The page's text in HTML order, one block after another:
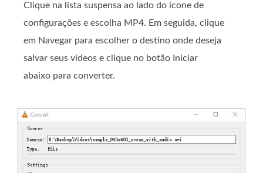
Clique na lista suspensa ao lado do ícone de
configurações e escolha MP4. Em seguida, clique
em Navegar para escolher o destino onde deseja
salvar seus vídeos e clique no botão Iniciar
abaixo para converter.